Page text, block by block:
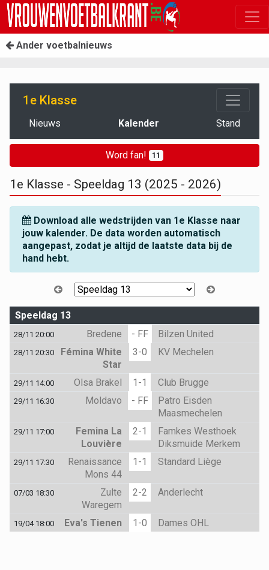
Ander voetbalnieuws
1e Klasse
Nieuws Kalender Stand
Word fan! 11
1e Klasse - Speeldag 13 (2025 - 2026)
Download alle wedstrijden van 1e Klasse naar
jouw kalender. De data worden automatisch
aangepast, zodat je altijd de laatste data bij de
hand hebt.
Speeldag 13
28/11 20:00 Bredene - FF Bilzen United
28/11 20:30
Fémina White
Star
3-0 KV Mechelen
29/11 14:00 Olsa Brakel 1-1 Club Brugge
29/11 16:30 Moldavo - FF
Patro Eisden
Maasmechelen
29/11 17:00
Femina La
Louvière
2-1
Famkes Westhoek
Diksmuide Merkem
29/11 17:30
Renaissance
Mons 44
1-1 Standard Liège
07/03 18:30
Zulte
Waregem
2-2 Anderlecht
19/04 18:00 Eva's Tienen 1-0 Dames OHL